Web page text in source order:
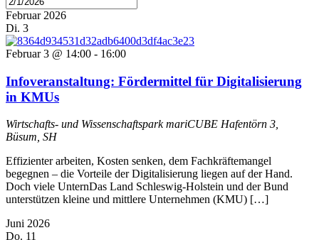
Februar 2026
Di. 3
Februar 3 @ 14:00 - 16:00
Infoveranstaltung: Fördermittel für Digitalisierung
in KMUs
Wirtschafts- und Wissenschaftspark mariCUBE Hafentörn 3,
Büsum, SH
Effizienter arbeiten, Kosten senken, dem Fachkräftemangel
begegnen – die Vorteile der Digitalisierung liegen auf der Hand.
Doch viele UnternDas Land Schleswig-Holstein und der Bund
unterstützen kleine und mittlere Unternehmen (KMU) […]
Juni 2026
Do. 11